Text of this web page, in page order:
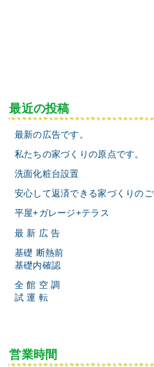
最近の投稿
最新の広告です。
私たちの家づくりの原点です。
洗面化粧台設置
安心して返済できる家づくりのご
平屋+ガレージ+テラス
最 新 広 告
基礎 断熱前
基礎内確認
全 館 空 調
試 運 転
営業時間